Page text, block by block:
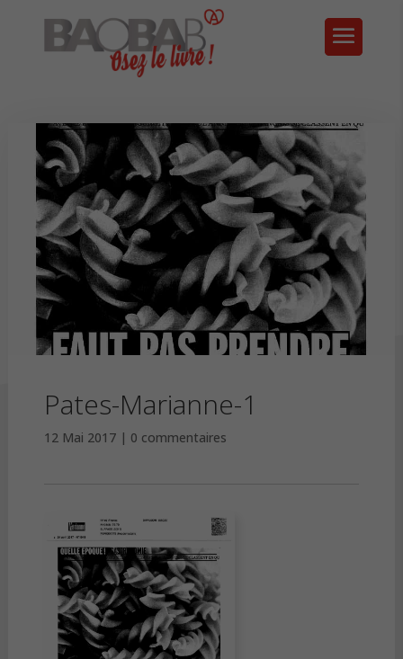
Pates-Marianne-1
12 Mai 2017 0 commentaires